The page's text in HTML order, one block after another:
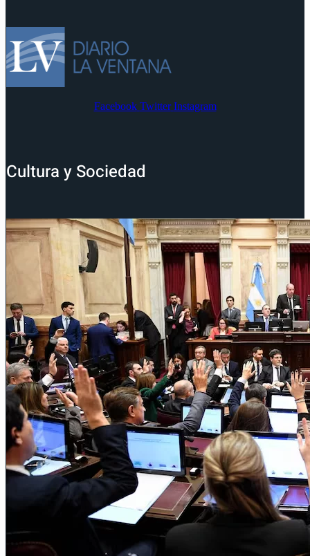
Facebook Twitter Instagram
Cultura y Sociedad